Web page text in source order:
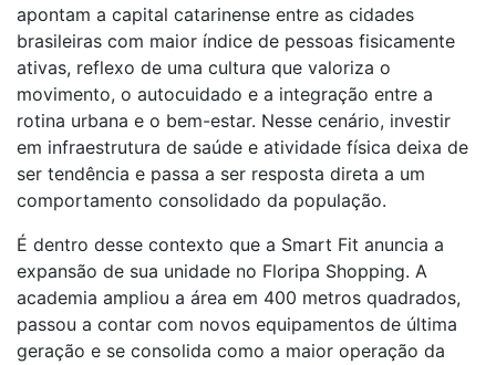
apontam a capital catarinense entre as cidades
brasileiras com maior índice de pessoas fisicamente
ativas, reflexo de uma cultura que valoriza o
movimento, o autocuidado e a integração entre a
rotina urbana e o bem-estar. Nesse cenário, investir
em infraestrutura de saúde e atividade física deixa de
ser tendência e passa a ser resposta direta a um
comportamento consolidado da população.
É dentro desse contexto que a Smart Fit anuncia a
expansão de sua unidade no Floripa Shopping. A
academia ampliou a área em 400 metros quadrados,
passou a contar com novos equipamentos de última
geração e se consolida como a maior operação da